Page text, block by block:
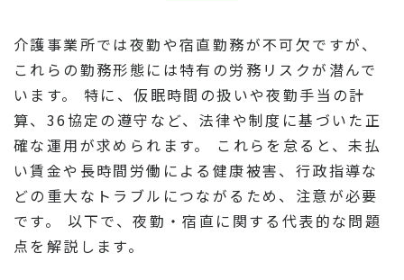
介護事業所では夜勤や宿直勤務が不可欠ですが、
これらの勤務形態には特有の労務リスクが潜んで
います。 特に、仮眠時間の扱いや夜勤手当の計
算、36協定の遵守など、法律や制度に基づいた正
確な運用が求められます。 これらを怠ると、未払
い賃金や長時間労働による健康被害、行政指導な
どの重大なトラブルにつながるため、注意が必要
です。 以下で、夜勤・宿直に関する代表的な問題
点を解説します。